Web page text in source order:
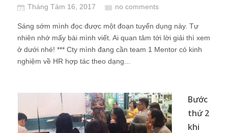
Tháng Tám 16, 2017 no comments
Sáng sớm mình đọc được một đoạn tuyển dụng này. Tự
nhiên nhớ mấy bài mình viết. Ai quan tâm tới lời giải thì xem
ở dưới nhé! *** Cty mình đang cần team 1 Mentor có kinh
nghiệm về HR hợp tác theo dạng...
Bước
thứ 2
khi